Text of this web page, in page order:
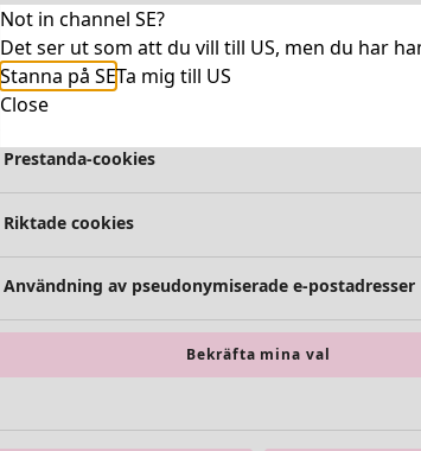
Not in channel SE?
Det ser ut som att du vill till US, men du har
Stanna på SETa mig till US
Close
Absolut nödvändiga cookies
Funktionella cookies
Prestanda-cookies
Riktade cookies
Användning av pseudonymiserade e-postadresser
Bekräfta mina val